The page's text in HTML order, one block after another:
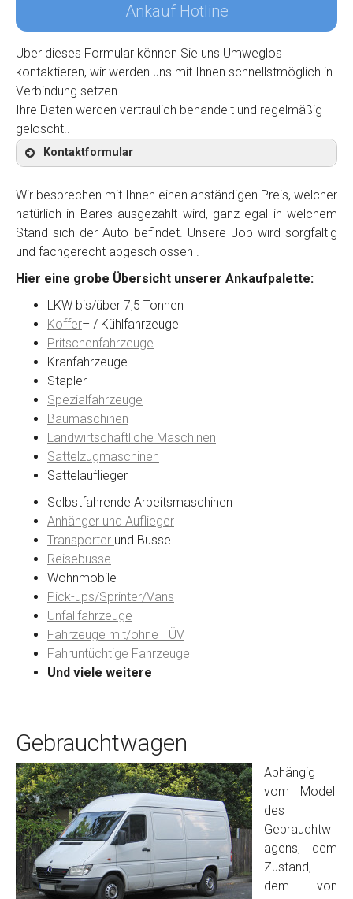
Ankauf Hotline
Über dieses Formular können Sie uns Umweglos
kontaktieren, wir werden uns mit Ihnen schnellstmöglich in
Verbindung setzen.
Ihre Daten werden vertraulich behandelt und regelmäßig
gelöscht..
Kontaktformular
Kontaktformular
Marke*
Baujahr
Getriebe
Bekannte Schäden
Kilometerstand
Preisvorstellung
Name*
Email
PLZ und Ort
Foto Nr. 1
Wir besprechen mit Ihnen einen anständigen Preis, welcher
natürlich in Bares ausgezahlt wird, ganz egal in welchem
Stand sich der Auto befindet. Unsere Job wird sorgfältig
und fachgerecht abgeschlossen .
Hier eine grobe Übersicht unserer Ankaufpalette:
LKW bis/über 7,5 Tonnen
Koffer– / Kühlfahrzeuge
Pritschenfahrzeuge
Kranfahrzeuge
Stapler
Spezialfahrzeuge
Baumaschinen
Landwirtschaftliche Maschinen
Sattelzugmaschinen
Sattelauflieger
Selbstfahrende Arbeitsmaschinen
Anhänger und Auflieger
Transporter und Busse
Reisebusse
Wohnmobile
Pick-ups/Sprinter/Vans
Unfallfahrzeuge
Fahrzeuge mit/ohne TÜV
Fahruntüchtige Fahrzeuge
Und viele weitere
Gebrauchtwagen
Abhängig
vom Modell
des
Gebrauchtw
agens, dem
Zustand,
dem von